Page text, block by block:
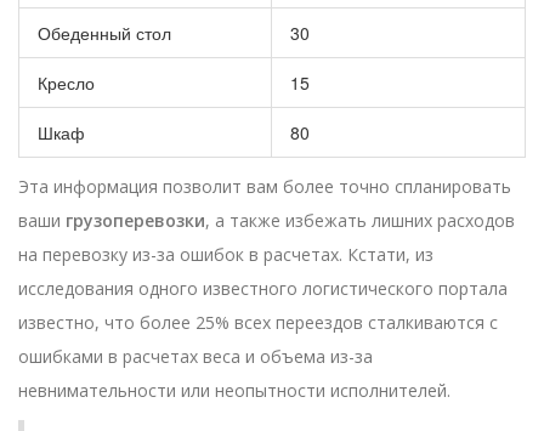
Обеденный стол 30
Кресло 15
Шкаф 80
Эта информация позволит вам более точно спланировать
ваши грузоперевозки, а также избежать лишних расходов
на перевозку из-за ошибок в расчетах. Кстати, из
исследования одного известного логистического портала
известно, что более 25% всех переездов сталкиваются с
ошибками в расчетах веса и объема из-за
невнимательности или неопытности исполнителей.